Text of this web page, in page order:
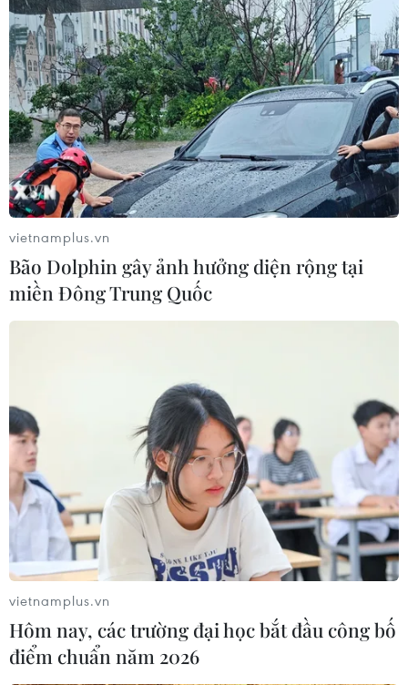
vietnamplus.vn
Bão Dolphin gây ảnh hưởng diện rộng tại
miền Đông Trung Quốc
vietnamplus.vn
Hôm nay, các trường đại học bắt đầu công bố
điểm chuẩn năm 2026